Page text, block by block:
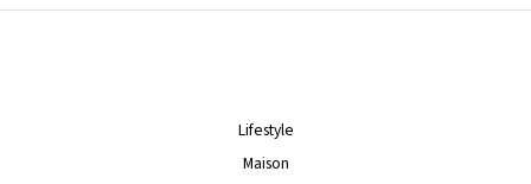
Lifestyle
Maison